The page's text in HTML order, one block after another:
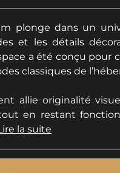
plonge dans un
et les détails
a été conçu pour
classiques de
allie originalité
en restant
la suite